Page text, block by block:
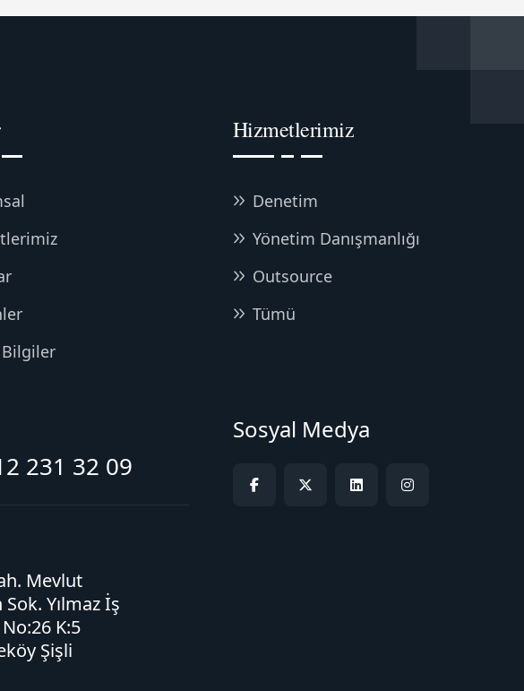
Hizmetlerimiz
Denetim
Yönetim Danışmanlığı
Outsource
Tümü
231 32 09
Mevlut
Yılmaz İş
K:5
Şişli
Sosyal Medya